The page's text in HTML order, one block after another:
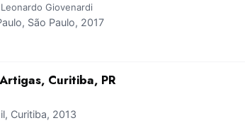
Giovenardi
São Paulo, 2017
Curitiba, PR
Curitiba, 2013